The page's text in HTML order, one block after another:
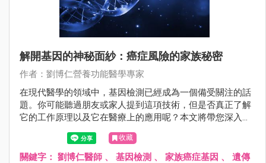
解開基因的神秘面紗：癌症風險的家族秘密
作者：劉博仁營養功能醫學專家
在現代醫學的領域中，基因檢測已經成為一個備受關注的話
題。你可能聽過朋友或家人提到這項技術，但是否真正了解
它的工作原理以及它在醫療上的應用呢？本文將帶您深入探
索基因檢測的世界，尤其是在癌症預防和風險評估方面的應
用。無論您是一名關心自身健康的讀者，還是對基因科學感
到好奇的人，我們將簡單易懂地解釋這一複雜主題，幫助您
收藏
關鍵字： 劉博仁醫師 、 基因檢測 、 家族癌症基因 、 遺傳